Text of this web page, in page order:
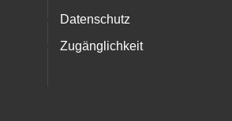
Datenschutz
Zugänglichkeit